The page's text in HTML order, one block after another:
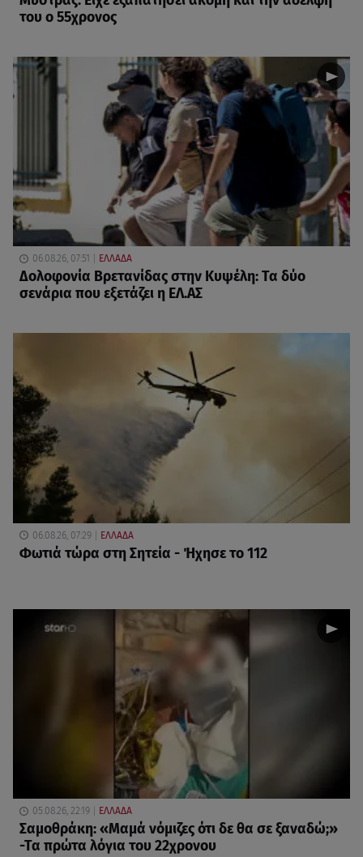
του ο 55χρονος
06.08.26, 07:51 ΕΛΛΑΔΑ
Δολοφονία Βρετανίδας στην Κυψέλη: Τα δύο
σενάρια που εξετάζει η ΕΛ.ΑΣ
06.08.26, 07:29 ΕΛΛΑΔΑ
Φωτιά τώρα στη Σητεία - Ήχησε το 112
05.08.26, 22:19 ΕΛΛΑΔΑ
Σαμοθράκη: «Μαμά νόμιζες ότι δε θα σε ξαναδώ;»
-Τα πρώτα λόγια του 22χρονου